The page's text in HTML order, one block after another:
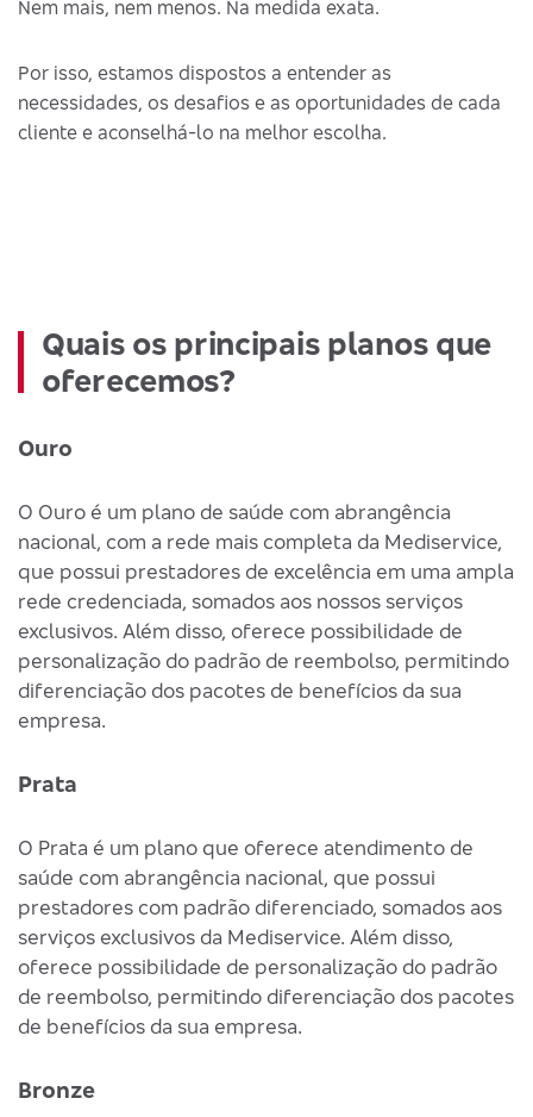
Nem mais, nem menos. Na medida exata.
Por isso, estamos dispostos a entender as
necessidades, os desafios e as oportunidades de cada
cliente e aconselhá-lo na melhor escolha.
Quais os principais planos que
oferecemos?
Ouro
O Ouro é um plano de saúde com abrangência
nacional, com a rede mais completa da Mediservice,
que possui prestadores de excelência em uma ampla
rede credenciada, somados aos nossos serviços
exclusivos. Além disso, oferece possibilidade de
personalização do padrão de reembolso, permitindo
diferenciação dos pacotes de benefícios da sua
empresa.
Prata
O Prata é um plano que oferece atendimento de
saúde com abrangência nacional, que possui
prestadores com padrão diferenciado, somados aos
serviços exclusivos da Mediservice. Além disso,
oferece possibilidade de personalização do padrão
de reembolso, permitindo diferenciação dos pacotes
de benefícios da sua empresa.
Bronze